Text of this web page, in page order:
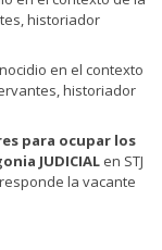
historiador
en el contexto
historiador
para ocupar los
JUDICIAL en STJ
la vacante